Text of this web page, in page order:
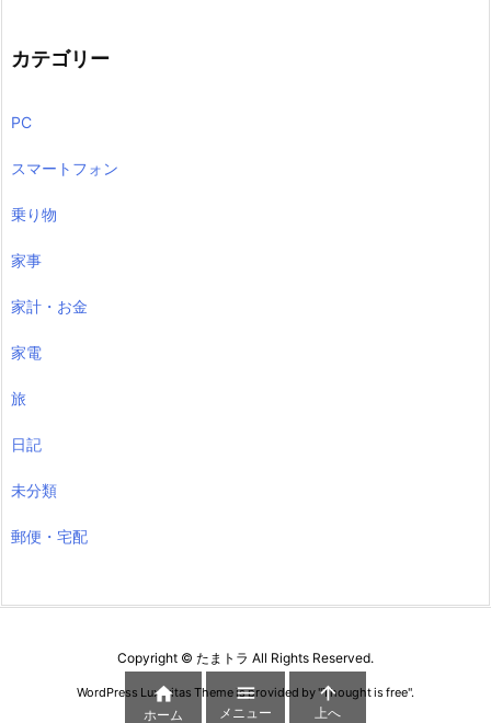
カテゴリー
PC
スマートフォン
乗り物
家事
家計・お金
家電
旅
日記
未分類
郵便・宅配
Copyright © たまトラ All Rights Reserved.
WordPress Luxeritas Theme is provided by "Thought is free".

ホーム

メニュー

上へ